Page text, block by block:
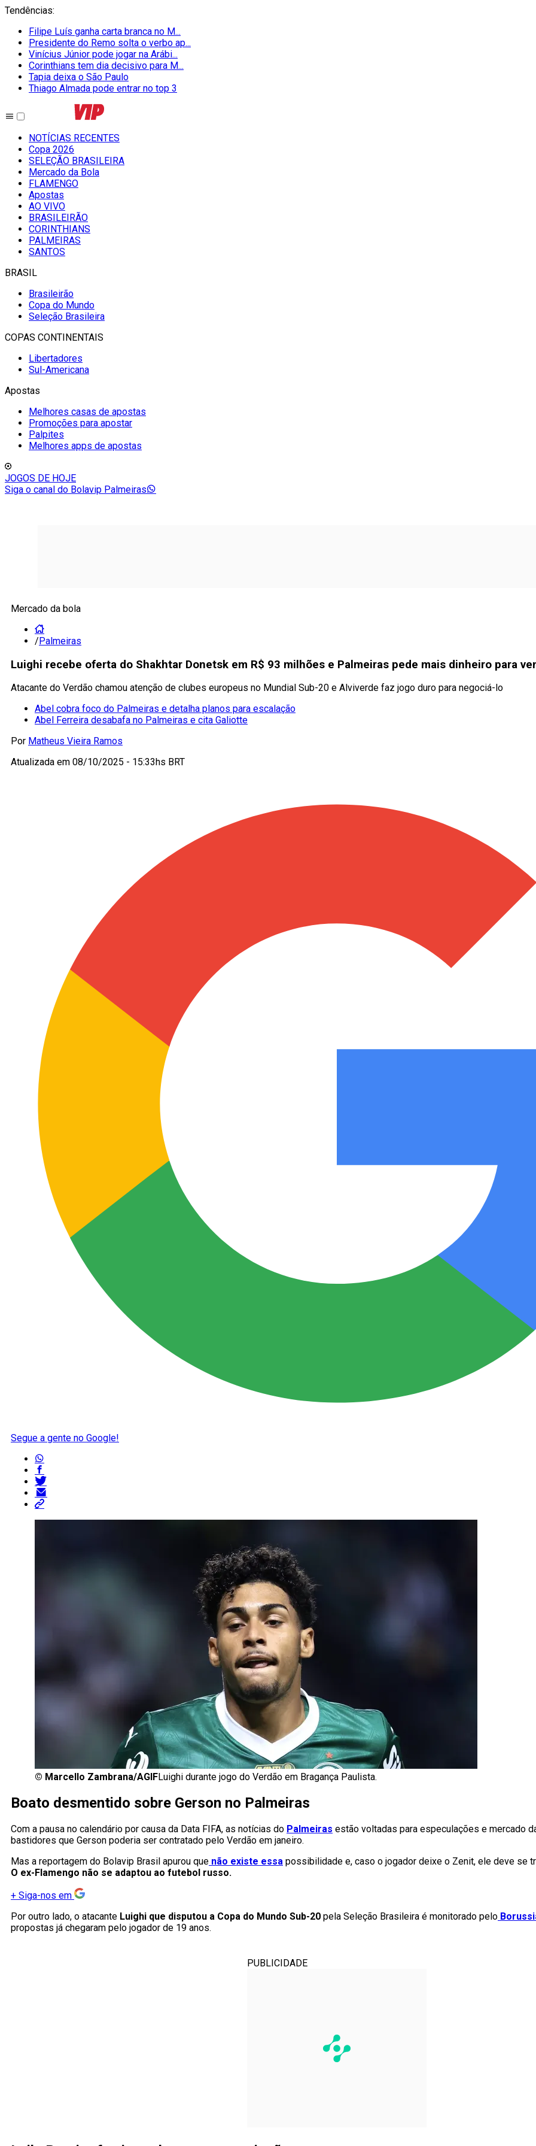
Tendências:
Filipe Luís ganha carta branca no M...
Presidente do Remo solta o verbo ap...
Vinícius Júnior pode jogar na Arábi...
Corinthians tem dia decisivo para M...
Tapia deixa o São Paulo
Thiago Almada pode entrar no top 3
NOTÍCIAS RECENTES
Copa 2026
SELEÇÃO BRASILEIRA
Mercado da Bola
FLAMENGO
Apostas
AO VIVO
BRASILEIRÃO
CORINTHIANS
PALMEIRAS
SANTOS
BRASIL
Brasileirão
Copa do Mundo
Seleção Brasileira
COPAS CONTINENTAIS
Libertadores
Sul-Americana
Apostas
Melhores casas de apostas
Promoções para apostar
Palpites
Melhores apps de apostas
JOGOS DE HOJE
Siga o canal do Bolavip Palmeiras
Mercado da bola
/Palmeiras
Luighi recebe oferta do Shakhtar Donetsk em R$ 93 milhões e Palmeiras pede mais dinheiro para
Atacante do Verdão chamou atenção de clubes europeus no Mundial Sub-20 e Alviverde faz jogo duro para negociá-lo
Abel cobra foco do Palmeiras e detalha planos para escalação
Abel Ferreira desabafa no Palmeiras e cita Galiotte
Por Matheus Vieira Ramos
Atualizada em 08/10/2025 - 15:33hs BRT
Segue a gente no Google!
© Marcello Zambrana/AGIFLuighi durante jogo do Verdão em Bragança Paulista.
Boato desmentido sobre Gerson no Palmeiras
Com a pausa no calendário por causa da Data FIFA, as notícias do Palmeiras estão voltadas para especulações e mercado
bastidores que Gerson poderia ser contratado pelo Verdão em janeiro.
Mas a reportagem do Bolavip Brasil apurou que não existe essa possibilidade e, caso o jogador deixe o Zenit, ele deve se
O ex-Flamengo não se adaptou ao futebol russo.
+ Siga-nos em
Por outro lado, o atacante Luighi que disputou a Copa do Mundo Sub-20 pela Seleção Brasileira é monitorado pelo
propostas já chegaram pelo jogador de 19 anos.
PUBLICIDADE